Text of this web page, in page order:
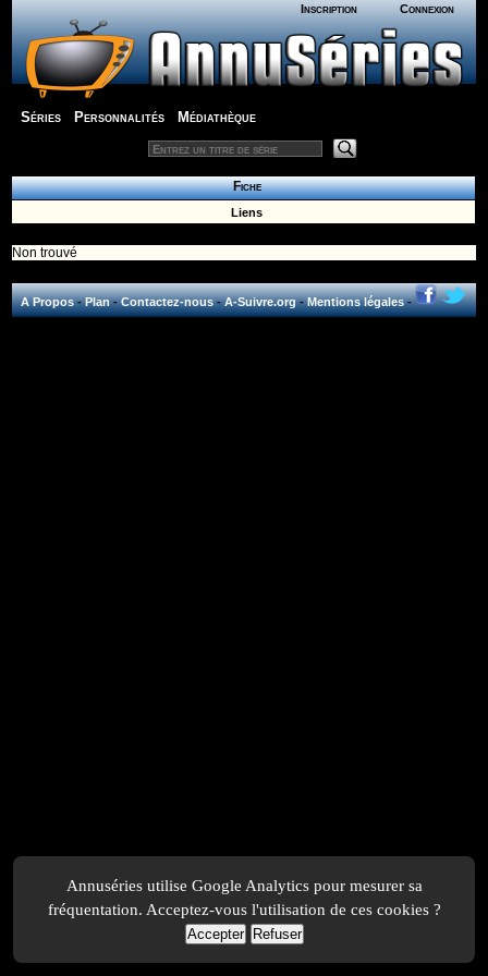
Inscription Connexion
Séries Personnalités Médiathèque
Fiche
Liens
Non trouvé
A Propos-Plan-Contactez-nous-A-Suivre.org-Mentions légales-
Annuséries utilise Google Analytics pour mesurer sa
fréquentation. Acceptez-vous l'utilisation de ces cookies ?
Accepter Refuser